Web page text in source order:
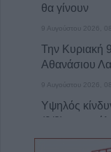
θα γίνουν
9 Αυγούστου 2026,
Την Κυριακή
Αθανάσιου
9 Αυγούστου 2026,
Υψηλός
(9/8) σε
της